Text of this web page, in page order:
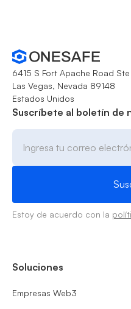
6415 S Fort Apache Road Ste
Las Vegas, Nevada 89148
Estados Unidos
Suscríbete al boletín de
Estoy de acuerdo con la
Soluciones
Empresas Web3